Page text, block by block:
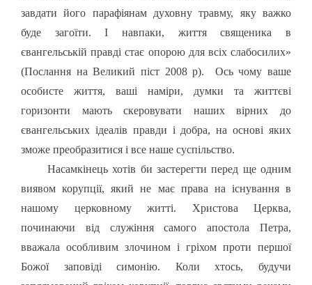
завдати його парафіянам духовну травму, яку важко
буде загоїти. І навпаки, життя священика в
євангельській правді стає опорою для всіх слабосилих»
(Послання на Великий піст 2008 р). Ось чому ваше
особисте життя, ваші наміри, думки та життєві
горизонти мають скеровувати наших вірних до
євангельських ідеалів правди і добра, на основі яких
зможе преобразитися і все наше суспільство.
Насамкінець хотів би застерегти перед ще одним
виявом корупції, який не має права на існування в
нашому церковному житті. Христова Церква,
починаючи від служіння самого апостола Петра,
вважала особливим злочином і гріхом проти першої
Божої заповіді симонію. Коли хтось, будучи